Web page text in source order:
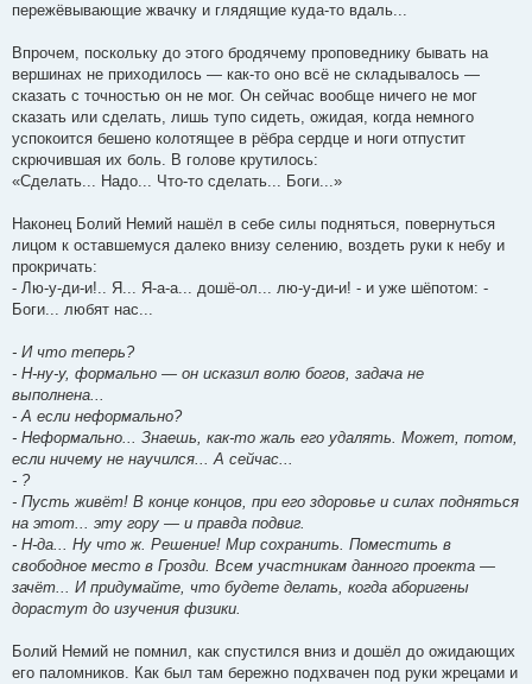
пережёвывающие жвачку и глядящие куда-то вдаль...
Впрочем, поскольку до этого бродячему проповеднику бывать на
вершинах не приходилось — как-то оно всё не складывалось —
сказать с точностью он не мог. Он сейчас вообще ничего не мог
сказать или сделать, лишь тупо сидеть, ожидая, когда немного
успокоится бешено колотящее в рёбра сердце и ноги отпустит
скрючившая их боль. В голове крутилось:
«Сделать... Надо... Что-то сделать... Боги...»
Наконец Болий Немий нашёл в себе силы подняться, повернуться
лицом к оставшемуся далеко внизу селению, воздеть руки к небу и
прокричать:
- Лю-у-ди-и!.. Я... Я-а-а... дошё-ол... лю-у-ди-и! - и уже шёпотом: -
Боги... любят нас...
- И что теперь?
- Н-ну-у, формально — он исказил волю богов, задача не
выполнена...
- А если неформально?
- Неформально... Знаешь, как-то жаль его удалять. Может, потом,
если ничему не научился... А сейчас...
- ?
- Пусть живёт! В конце концов, при его здоровье и силах подняться
на этот... эту гору — и правда подвиг.
- Н-да... Ну что ж. Решение! Мир сохранить. Поместить в
свободное место в Грозди. Всем участникам данного проекта —
зачёт... И придумайте, что будете делать, когда аборигены
дорастут до изучения физики.
Болий Немий не помнил, как спустился вниз и дошёл до ожидающих
его паломников. Как был там бережно подхвачен под руки жрецами и